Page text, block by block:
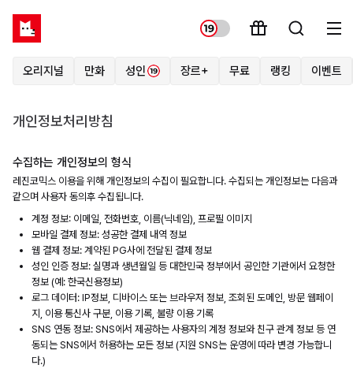
오리지널 만화 성인 장르+ 무료 랭킹 이벤트
개인정보처리방침
수집하는 개인정보의 형식
레진코믹스 이용을 위해 개인정보의 수집이 필요합니다. 수집되는 개인정보는 다음과
같으며 사용자 동의후 수집됩니다.
계정 정보: 이메일, 전화번호, 이름(닉네임), 프로필 이미지
모바일 결제 정보: 성공한 결제 내역 정보
웹 결제 정보: 계약된 PG사에 전달된 결제 정보
성인 인증 정보: 실명과 생년월일 등 대한민국 정부에서 공인한 기관에서 요청한
정보 (예: 한국신용정보)
로그 데이터: IP정보, 디바이스 또는 브라우저 정보, 조회된 도메인, 방문 웹페이
지, 이용 통신사 구분, 이용 기록, 불량 이용 기록
SNS 연동 정보: SNS에서 제공하는 사용자의 계정 정보와 친구 관계 정보 등 연
동되는 SNS에서 허용하는 모든 정보 (지원 SNS는 운영에 따라 변경 가능합니
다.)